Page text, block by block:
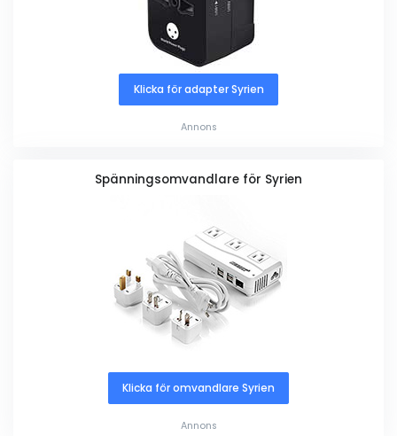
Klicka för adapter Syrien
Annons
Spänningsomvandlare för Syrien
Klicka för omvandlare Syrien
Annons